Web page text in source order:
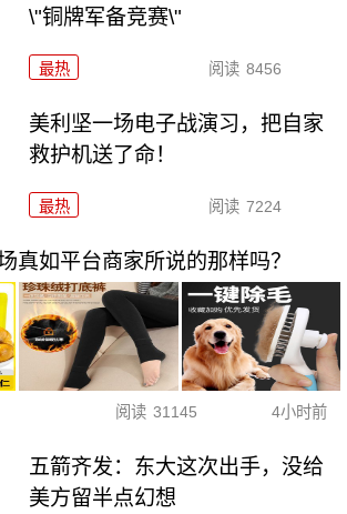
\"铜牌军备竞赛\"
最热 阅读 8456
美利坚一场电子战演习，把自家
救护机送了命！
最热 阅读 7224
真如平台商家所说的那样吗？
阅读 31145 4小时前
五箭齐发：东大这次出手，没给
美方留半点幻想